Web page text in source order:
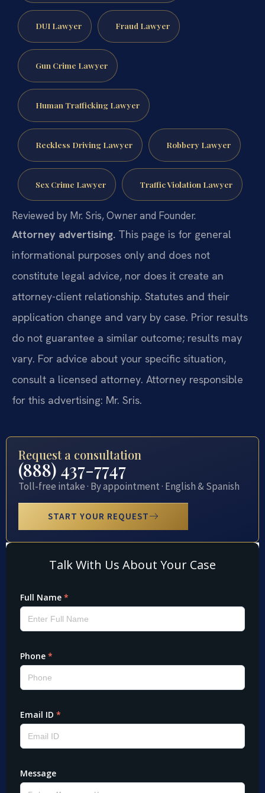
DUI Lawyer Fraud Lawyer
Gun Crime Lawyer
Human Trafficking Lawyer
Reckless Driving Lawyer Robbery Lawyer
Sex Crime Lawyer Traffic Violation Lawyer
Reviewed by Mr. Sris, Owner and Founder.
Attorney advertising. This page is for general
informational purposes only and does not
constitute legal advice, nor does it create an
attorney-client relationship. Statutes and their
application change and vary by case. Prior results
do not guarantee a similar outcome; results may
vary. For advice about your specific situation,
consult a licensed attorney. Attorney responsible
for this advertising: Mr. Sris.
Request a consultation
(888) 437-7747
Toll-free intake · By appointment · English & Spanish
START YOUR REQUEST